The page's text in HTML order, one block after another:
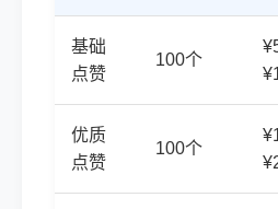
基础
点赞
100个
优质
点赞
100个